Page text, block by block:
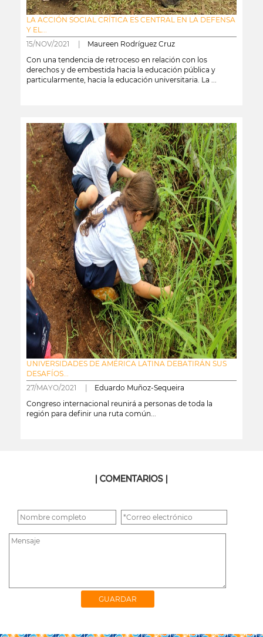
LA ACCIÓN SOCIAL CRÍTICA ES CENTRAL EN LA DEFENSA
Y EL...
15/NOV/2021 | Maureen Rodríguez Cruz
Con una tendencia de retroceso en relación con los
derechos y de embestida hacia la educación pública y
particularmente, hacia la educación universitaria. La ...
UNIVERSIDADES DE AMÉRICA LATINA DEBATIRÁN SUS
DESAFÍOS...
27/MAYO/2021 | Eduardo Muñoz-Sequeira
Congreso internacional reunirá a personas de toda la
región para definir una ruta común...
| COMENTARIOS |